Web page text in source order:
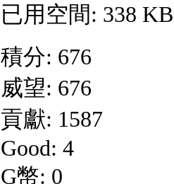
已用空間: 338 KB
積分: 676
威望: 676
貢獻: 1587
Good: 4
G幣: 0